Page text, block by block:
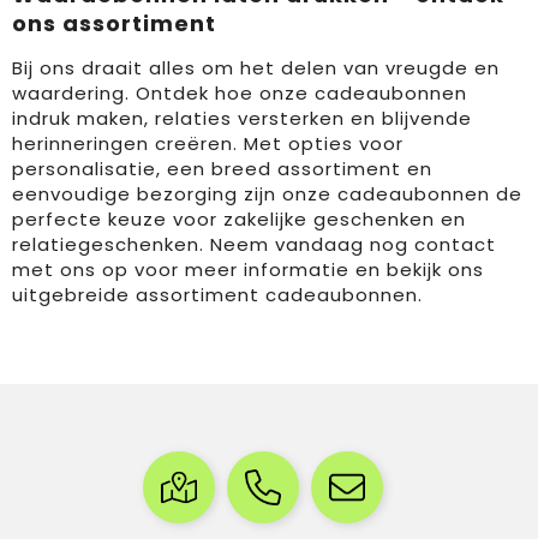
ons assortiment
Bij ons draait alles om het delen van vreugde en
waardering. Ontdek hoe onze cadeaubonnen
indruk maken, relaties versterken en blijvende
herinneringen creëren. Met opties voor
personalisatie, een breed assortiment en
eenvoudige bezorging zijn onze cadeaubonnen de
perfecte keuze voor zakelijke geschenken en
relatiegeschenken. Neem vandaag nog contact
met ons op voor meer informatie en bekijk ons
uitgebreide assortiment cadeaubonnen.